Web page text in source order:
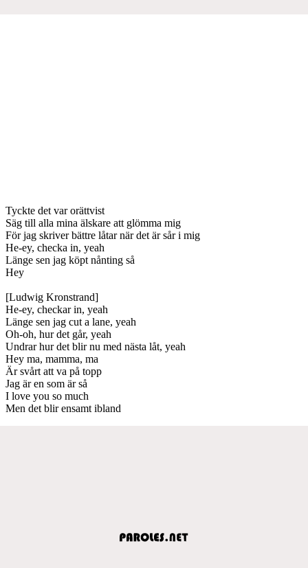
Tyckte det var orättvist
Säg till alla mina älskare att glömma mig
För jag skriver bättre låtar när det är sår i mig
He-ey, checka in, yeah
Länge sen jag köpt nånting så
Hey
[Ludwig Kronstrand]
He-ey, checkar in, yeah
Länge sen jag cut a lane, yeah
Oh-oh, hur det går, yeah
Undrar hur det blir nu med nästa låt, yeah
Hey ma, mamma, ma
Är svårt att va på topp
Jag är en som är så
I love you so much
Men det blir ensamt ibland